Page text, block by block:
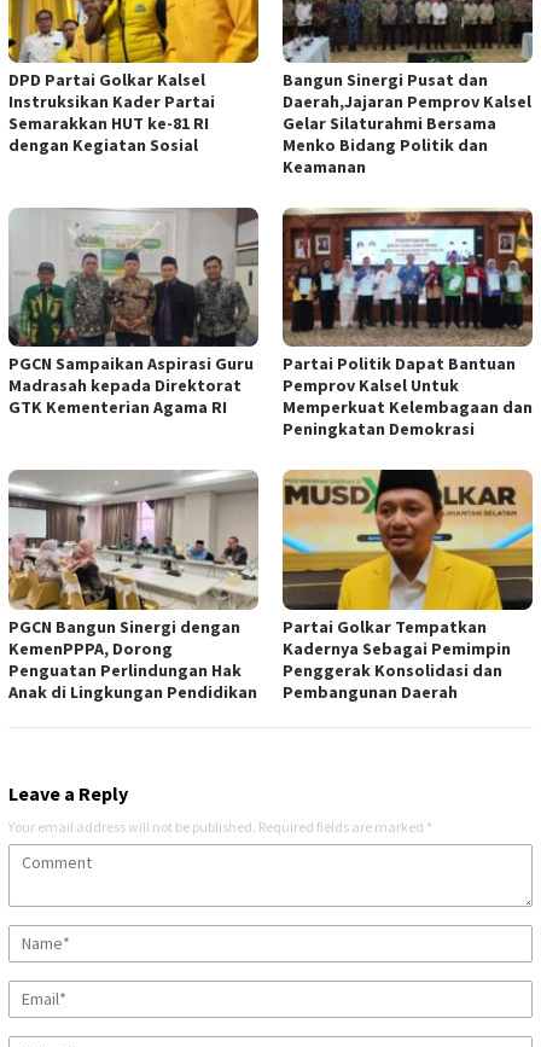
DPD Partai Golkar Kalsel
Instruksikan Kader Partai
Semarakkan HUT ke-81 RI
dengan Kegiatan Sosial
Bangun Sinergi Pusat dan
Daerah,Jajaran Pemprov Kalsel
Gelar Silaturahmi Bersama
Menko Bidang Politik dan
Keamanan
PGCN Sampaikan Aspirasi Guru
Madrasah kepada Direktorat
GTK Kementerian Agama RI
Partai Politik Dapat Bantuan
Pemprov Kalsel Untuk
Memperkuat Kelembagaan dan
Peningkatan Demokrasi
PGCN Bangun Sinergi dengan
KemenPPPA, Dorong
Penguatan Perlindungan Hak
Anak di Lingkungan Pendidikan
Partai Golkar Tempatkan
Kadernya Sebagai Pemimpin
Penggerak Konsolidasi dan
Pembangunan Daerah
Leave a Reply
Your email address will not be published. Required fields are marked *